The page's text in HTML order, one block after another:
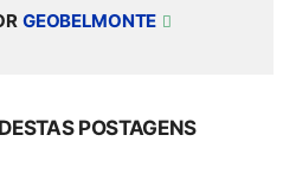
GEOBELMONTE
POSTAGENS